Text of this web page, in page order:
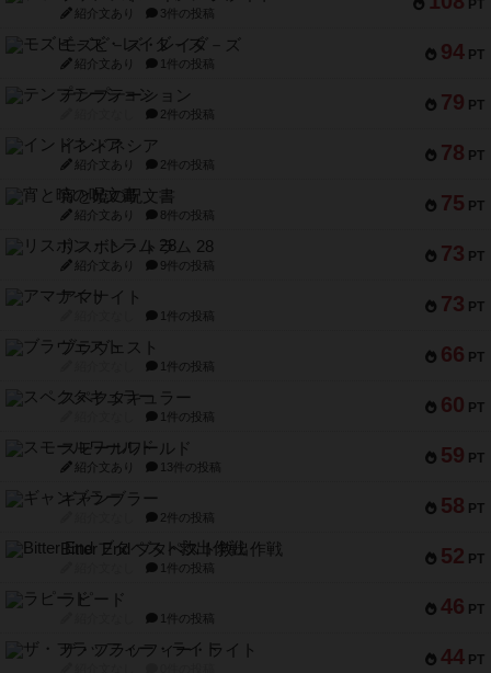
PT
紹介文あり 3件の投稿
94 PT
モズビ－ズ・レイダ－ズ
紹介文あり 1件の投稿
79 PT
テンプテーション
2件の投稿
78 PT
インドネシア
紹介文あり 2件の投稿
75 PT
宵と暁の呪文書
紹介文あり 8件の投稿
73 PT
リスボン・トラム 28
紹介文あり 9件の投稿
73 PT
アマナイト
1件の投稿
66 PT
ブラヴェスト
1件の投稿
60 PT
スペクタキュラー
1件の投稿
59 PT
スモールワールド
紹介文あり 13件の投稿
58 PT
ギャンブラー
2件の投稿
52 PT
Bitter End ブタペスト救出作戦
1件の投稿
46 PT
ラピード
1件の投稿
44 PT
ザ・フラッフィー・ライト